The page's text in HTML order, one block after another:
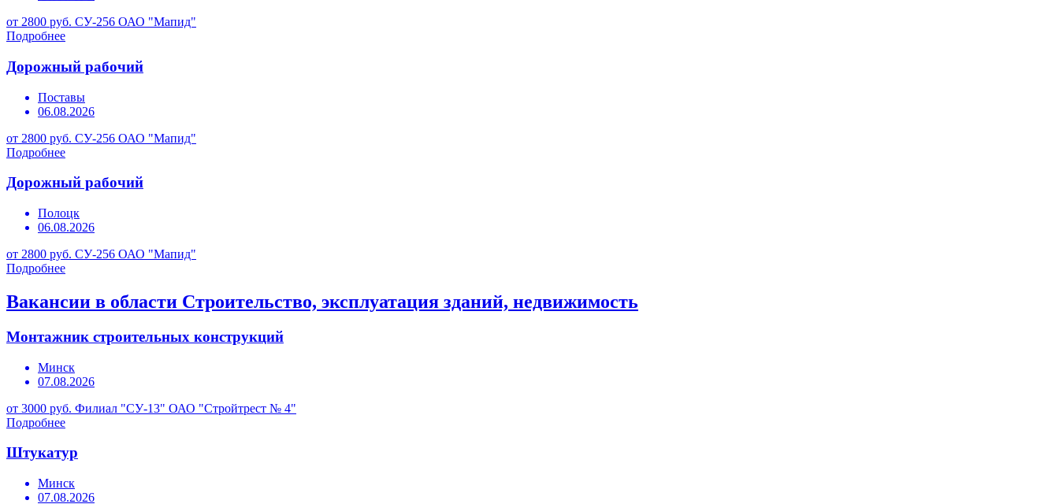
от 2800 руб. СУ-256 ОАО "Мапид"
Подробнее
Дорожный рабочий
Поставы
06.08.2026
от 2800 руб. СУ-256 ОАО "Мапид"
Подробнее
Дорожный рабочий
Полоцк
06.08.2026
от 2800 руб. СУ-256 ОАО "Мапид"
Подробнее
Вакансии в области Строительство, эксплуатация зданий, недвижимость
Монтажник строительных конструкций
Минск
07.08.2026
от 3000 руб. Филиал "СУ-13" ОАО "Стройтрест № 4"
Подробнее
Штукатур
Минск
07.08.2026